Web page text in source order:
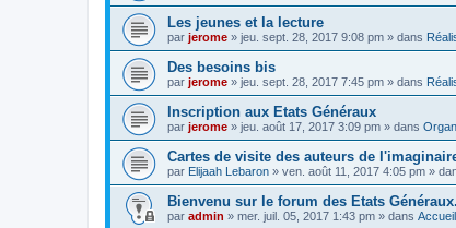
Les jeunes et la lecture
par jerome » jeu. sept. 28, 2017 9:08 pm » dans
Des besoins bis
par jerome » jeu. sept. 28, 2017 7:45 pm » dans
Inscription aux Etats Généraux
par jerome » jeu. août 17, 2017 3:09 pm » dans
Cartes de visite des auteurs de
par Elijaah Lebaron » ven. août 11, 2017 4:05 pm »
Bienvenu sur le forum des Etats Généraux.
par admin » mer. juil. 05, 2017 1:43 pm » dans Accueil